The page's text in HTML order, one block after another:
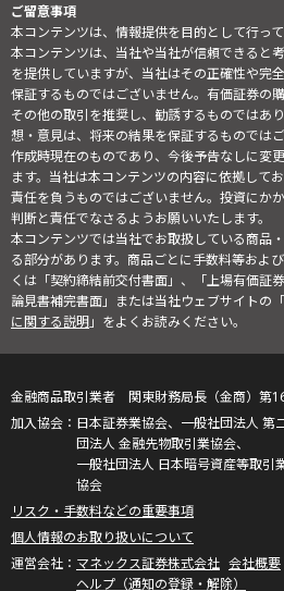
ご留意事項
本コンテンツは、情報提供を目的として行って
本コンテンツは、当社や当社が信頼できると
を提供していますが、当社はその正確性や完
保証するものではございません。有価証券の
その他の取引を推奨し、勧誘するものではあ
想・意見は、将来の結果を保証するものでは
作成時現在のものであり、今後予告なしに変
ます。当社は本コンテンツの内容に依拠して
責任を負うものではございません。投資にか
判断と責任でなさるようお願いいたします。
本コンテンツでは当社でお取扱している商品
る部分があります。商品ごとに手数料等およ
くは「契約締結前交付書面」、「上場有価証
論見書補完書面」または当社ウェブサイトの「
に関する説明」をよくお読みください。
金融商品取引業者 関東財務局長（金商）第
日本証券業協会、一般社団法人 第
団法人 金融先物取引業協会、
一般社団法人 日本暗号資産等取引
協会
リスク・手数料などの重要事項
個人情報のお取り扱いについて
マネックス証券株式会社 会社概要
ヘルプ（通知の登録・解除）